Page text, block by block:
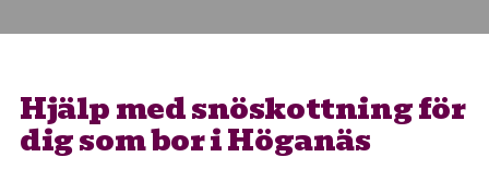
Hjälp med snöskottning för
dig som bor i Höganäs